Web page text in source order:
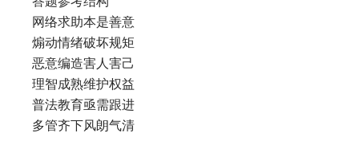
网络求助本是善意
煽动情绪破坏规矩
恶意编造害人害己
理智成熟维护权益
普法教育亟需跟进
多管齐下风朗气清